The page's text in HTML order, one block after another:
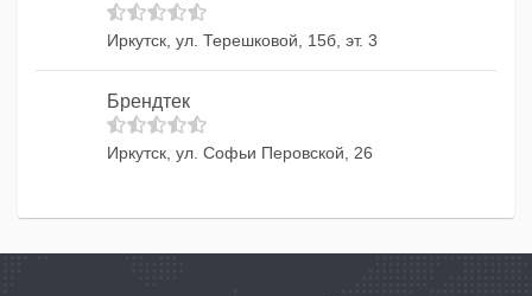
Иркутск, ул. Терешковой, 15б, эт. 3
Брендтек
Иркутск, ул. Софьи Перовской, 26